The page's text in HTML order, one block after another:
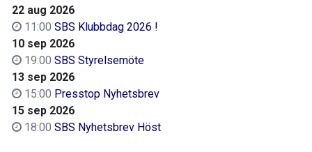
22 aug 2026
11:00 SBS Klubbdag 2026 !
10 sep 2026
19:00 SBS Styrelsemöte
13 sep 2026
15:00 Presstop Nyhetsbrev
15 sep 2026
18:00 SBS Nyhetsbrev Höst